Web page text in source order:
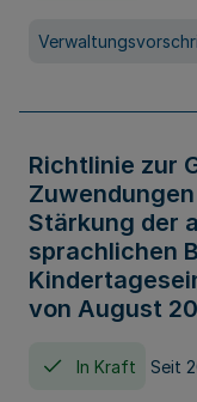
Richtlinie zur
Stärkung der
sprachlichen
von August
In Kraft Seit